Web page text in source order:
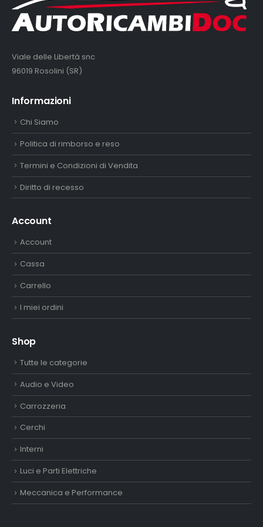
Viale delle Libertà snc
96019 Rosolini (SR)
Informazioni
Chi Siamo
Politica di rimborso e reso
Termini e Condizioni di Vendita
Diritto di recesso
Account
Account
Cassa
Carrello
I miei ordini
Shop
Tutte le categorie
Audio e Video
Carrozzeria
Cerchi
Interni
Luci e Parti Elettriche
Meccanica e Performance